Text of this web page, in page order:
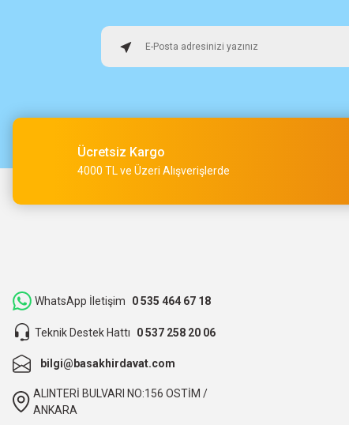
Osman Alper | 15/05/2026
Müşteri iletişimi kusursuz birde ürün siparişini veriyoruz
ilgili satıcı,güzel paketleme,hızlı kargolama. sıkıntısız bir
O... B... | 07/03/2026
bunca zaman kendimize eziyet etmişiz aslında.
Ücretsiz Kargo
4000 TL ve Üzeri Alışverişlerde
WhatsApp İletişim 0 535 464 67 18
Teknik Destek Hattı 0 537 258 20 06
bilgi@basakhirdavat.com
ALINTERİ BULVARI NO:156 OSTİM /
ANKARA